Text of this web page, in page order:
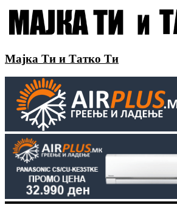
Мајка Ти и Татко Ти